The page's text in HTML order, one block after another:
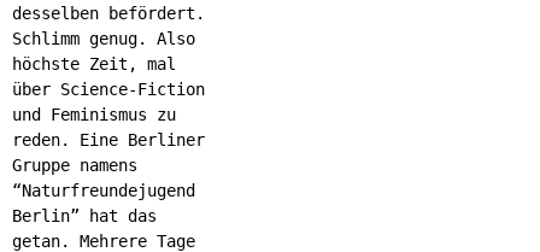
desselben befördert.
Schlimm genug. Also
höchste Zeit, mal
über Science-Fiction
und Feminismus zu
reden. Eine Berliner
Gruppe namens
“Naturfreundejugend
Berlin” hat das
getan. Mehrere Tage